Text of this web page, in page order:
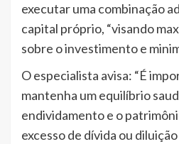
executar uma combinação
capital próprio, “visando
sobre o investimento e
O especialista avisa: “É
mantenha um equilíbrio
endividamento e o
excesso de dívida ou